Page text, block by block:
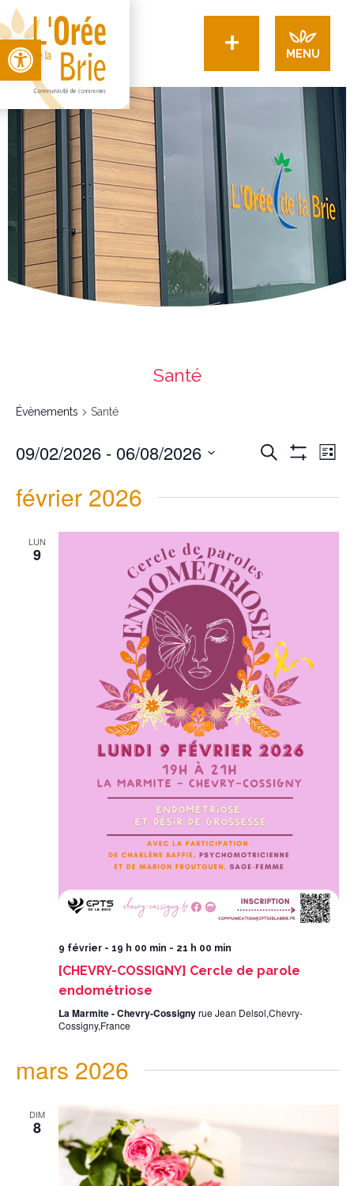
Open toolbar + MENU
Santé
Évènements Santé
navigation
deRecherche
de
vues
Évènement
List
09/02/2026 - 06/08/2026
février 2026
LUN
9
9 février - 19 h 00 min - 21 h 00 min
[CHEVRY-COSSIGNY] Cercle de parole
endométriose
La Marmite - Chevry-Cossignyrue Jean Delsol,Chevry-
Cossigny,France
mars 2026
DIM
8